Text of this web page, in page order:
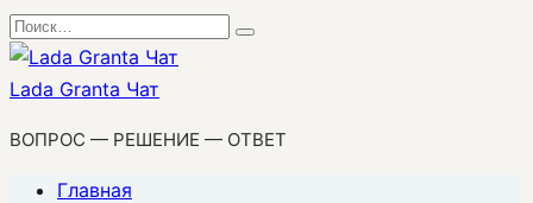
Перейти
к
содержанию
Search
for:
Lada Granta Чат
ВОПРОС — РЕШЕНИЕ — ОТВЕТ
Главная